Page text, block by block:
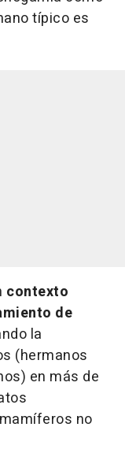
típico es
contexto
de
la
(hermanos
en más de
no